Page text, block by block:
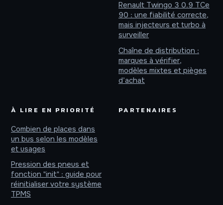
Renault Twingo 3 0.9 TCe
90 : une fiabilité correcte,
mais injecteurs et turbo à
surveiller
Chaîne de distribution :
marques à vérifier,
modèles mixtes et pièges
d’achat
À LIRE EN PRIORITÉ
Combien de places dans
un bus selon les modèles
et usages
Pression des pneus et
fonction "init" : guide pour
réinitialiser votre système
TPMS
PARTENAIRES